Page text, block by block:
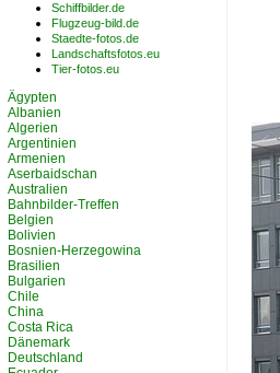
Schiffbilder.de
Flugzeug-bild.de
Staedte-fotos.de
Landschaftsfotos.eu
Tier-fotos.eu
Ägypten
Albanien
Algerien
Argentinien
Armenien
Aserbaidschan
Australien
Bahnbilder-Treffen
Belgien
Bolivien
Bosnien-Herzegowina
Brasilien
Bulgarien
Chile
China
Costa Rica
Dänemark
Deutschland